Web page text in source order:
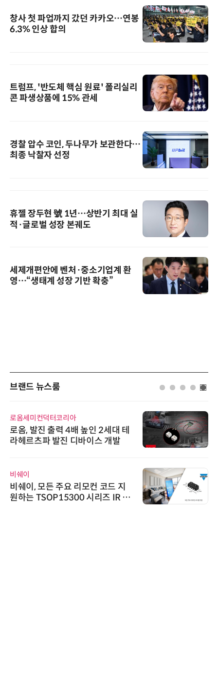
창사 첫 파업까지 갔던 카카오…연봉
6.3% 인상 합의
트럼프, '반도체 핵심 원료' 폴리실리
콘 파생상품에 15% 관세
경찰 압수 코인, 두나무가 보관한다…
최종 낙찰자 선정
휴젤 장두현 號 1년…상반기 최대 실
적·글로벌 성장 본궤도
세제개편안에 벤처·중소기업계 환
영…“생태계 성장 기반 확충”
브랜드 뉴스룸
로옴세미컨덕터코리아
로옴, 발진 출력 4배 높인 2세대 테
라헤르츠파 발진 디바이스 개발
비쉐이
비쉐이, 모든 주요 리모컨 코드 지
원하는 TSOP15300 시리즈 IR 수